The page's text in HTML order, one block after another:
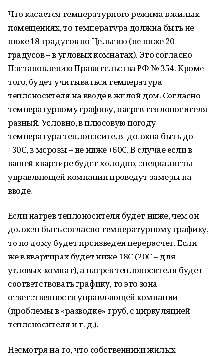
Что касается температурного режима в жилых
помещениях, то температура должна быть не
ниже 18 градусов по Цельсию (не ниже 20
градусов – в угловых комнатах). Это согласно
Постановлению Правительства РФ № 354. Кроме
того, будет учитываться температура
теплоносителя на вводе в жилой дом. Согласно
температурному графику, нагрев теплоносителя
разный. Условно, в плюсовую погоду
температура теплоносителя должна быть до
+30С, в морозы – не ниже +60С. В случае если в
вашей квартире будет холодно, специалисты
управляющей компании проведут замеры на
вводе.
Если нагрев теплоносителя будет ниже, чем он
должен быть согласно температурному графику,
то по дому будет произведен перерасчет. Если
же в квартирах будет ниже 18С (20С – для
угловых комнат), а нагрев теплоносителя будет
соответствовать графику, то это зона
ответственности управляющей компании
(проблемы в «разводке» труб, с циркуляцией
теплоносителя и т. д.).
Несмотря на то, что собственники жилых